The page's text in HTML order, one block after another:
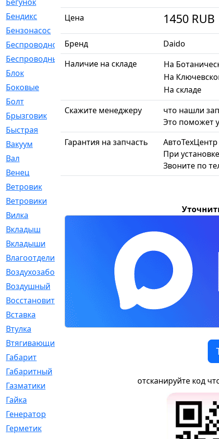
Бегунок
Бендикс
Бензонасос
[17]
Беспроводное
Беспроводные
Блок
Боковые
Болт
[247]
Брызговик
[77]
Быстрая
[2]
Вакуум
[23]
Вал
Венец
[16]
Ветровик
Ветровики
Вилка
[15]
Вкладыш
Вкладыши
Влагоотделитель
Воздухозаборник
Воздушный
Восстановительный
Вставка
Втулка
[1875]
Втягивающий
Габарит
Габаритный
Газматики
Гайка
Генератор
Герметик
Цена 1450 RUB
Бренд
Daido
Наличие на складе
На
На
На складе
Скажите менеджеру
что нашли
Это поможет
Гарантия на запчасть
При
Звоните по
отсканируйте код